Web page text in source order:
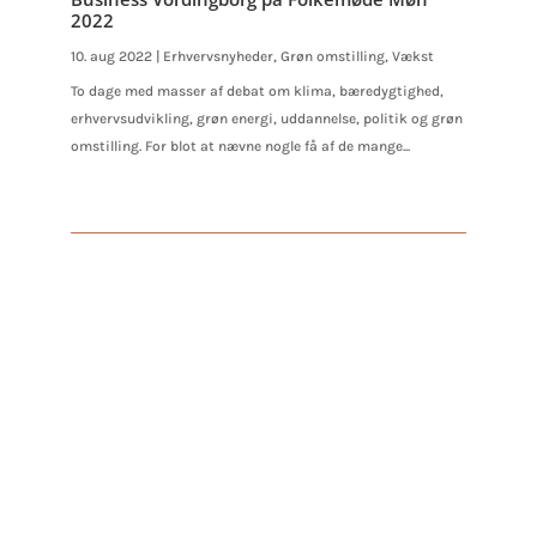
2022
10. aug 2022 | Erhvervsnyheder,Grøn omstilling,Vækst
To dage med masser af debat om klima, bæredygtighed,
erhvervsudvikling, grøn energi, uddannelse, politik og grøn
omstilling. For blot at nævne nogle få af de mange...